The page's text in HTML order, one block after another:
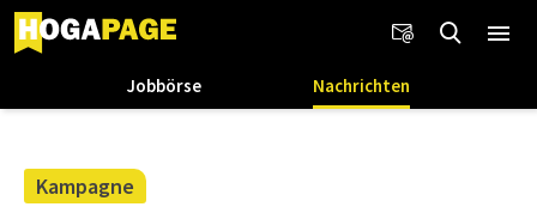
Jobbörse Nachrichten
Kampagne